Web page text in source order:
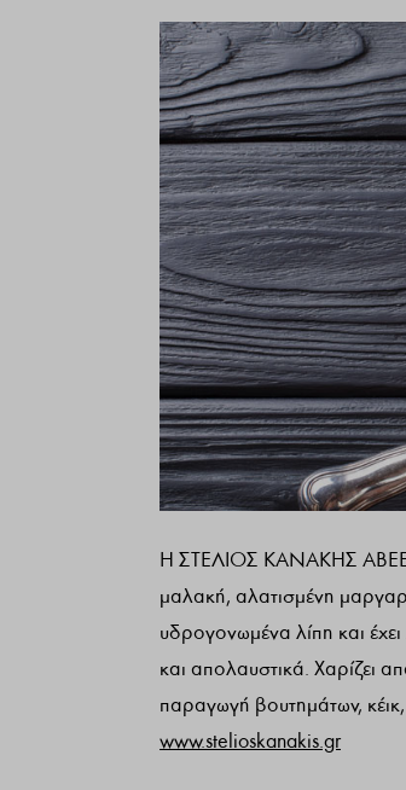
Η ΣΤΕΛΙΟΣ ΚΑΝΑΚΗΣ ΑΒΕΕ
μαλακή, αλατισμένη
υδρογονωμένα λίπη και
και απολαυστικά. Χαρίζει
παραγωγή βουτημάτων,
www.stelioskanakis.gr